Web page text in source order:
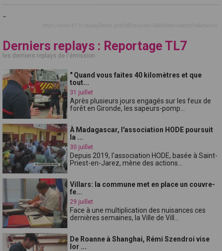
Derniers replays : Reportage TL7
les derniers replays de l'émission
" Quand vous faites 40 kilomètres et que
tout...
31 juillet
Après plusieurs jours engagés sur les feux de
forêt en Gironde, les sapeurs-pomp...
À Madagascar, l'association HODE poursuit
la ...
30 juillet
Depuis 2019, l'association HODE, basée à Saint-
Priest-en-Jarez, mène des actions...
Villars: la commune met en place un couvre-
fe...
29 juillet
Face à une multiplication des nuisances ces
dernières semaines, la Ville de Vill...
De Roanne à Shanghai, Rémi Szendroi vise
lor ...